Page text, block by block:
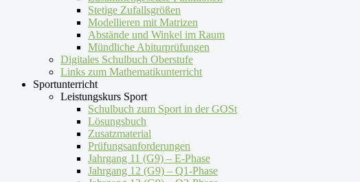
Stetige Zufallsgrößen
Modellieren mit Matrizen
Abstände und Winkel im Raum
Mündliche Abiturprüfungen
Digitales Schulbuch Oberstufe
Links zum Mathematikunterricht
Sportunterricht
Leistungskurs Sport
Schulbuch zum Sport in der GOSt
Lösungsbuch
Zusatzmaterial
Prüfungsanforderungen
Jahrgang 11 (G9) – E-Phase
Jahrgang 12 (G9) – Q1-Phase